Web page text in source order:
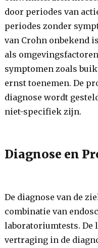
door periodes van
periodes zonder
van Crohn onbekend
als
symptomen zoals
ernst toenemen. De
diagnose wordt
niet-specifiek zijn.
Diagnose en
De diagnose van de
combinatie van
laboratoriumtests. De
vertraging in de